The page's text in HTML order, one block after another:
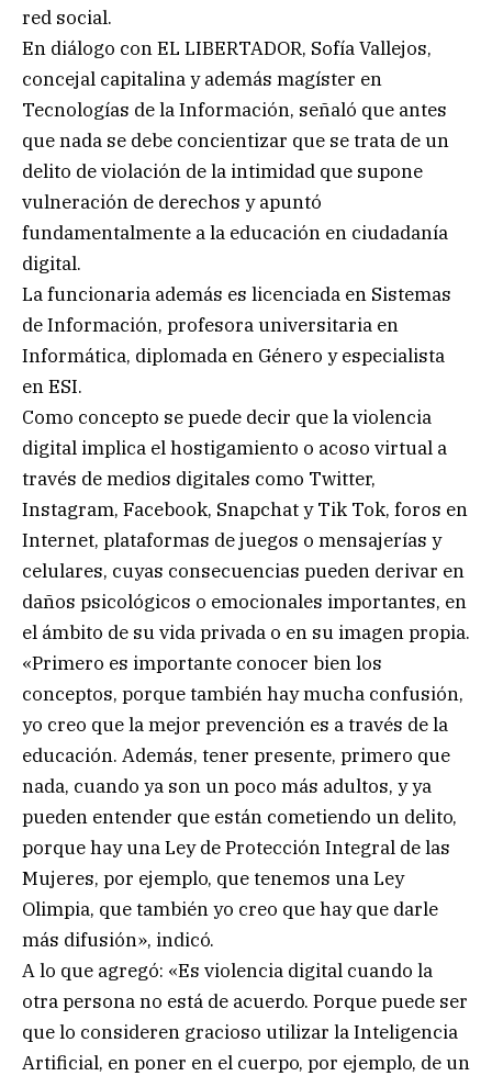
red social.
En diálogo con EL LIBERTADOR, Sofía Vallejos,
concejal capitalina y además magíster en
Tecnologías de la Información, señaló que antes
que nada se debe concientizar que se trata de un
delito de violación de la intimidad que supone
vulneración de derechos y apuntó
fundamentalmente a la educación en ciudadanía
digital.
La funcionaria además es licenciada en Sistemas
de Información, profesora universitaria en
Informática, diplomada en Género y especialista
en ESI.
Como concepto se puede decir que la violencia
digital implica el hostigamiento o acoso virtual a
través de medios digitales como Twitter,
Instagram, Facebook, Snapchat y Tik Tok, foros en
Internet, plataformas de juegos o mensajerías y
celulares, cuyas consecuencias pueden derivar en
daños psicológicos o emocionales importantes, en
el ámbito de su vida privada o en su imagen propia.
«Primero es importante conocer bien los
conceptos, porque también hay mucha confusión,
yo creo que la mejor prevención es a través de la
educación. Además, tener presente, primero que
nada, cuando ya son un poco más adultos, y ya
pueden entender que están cometiendo un delito,
porque hay una Ley de Protección Integral de las
Mujeres, por ejemplo, que tenemos una Ley
Olimpia, que también yo creo que hay que darle
más difusión», indicó.
A lo que agregó: «Es violencia digital cuando la
otra persona no está de acuerdo. Porque puede ser
que lo consideren gracioso utilizar la Inteligencia
Artificial, en poner en el cuerpo, por ejemplo, de un